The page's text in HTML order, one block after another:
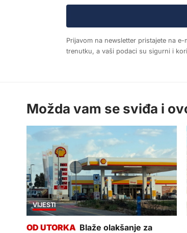
Prijavom na newsletter pristajete na
trenutku, a vaši podaci su sigurni i
Možda vam se sviđa i
VIJESTI
Blaže olakšanje za